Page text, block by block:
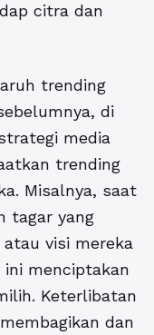
citra dan
trending
di
media
trending
Misalnya, saat
tagar yang
visi mereka
menciptakan
Keterlibatan
dan